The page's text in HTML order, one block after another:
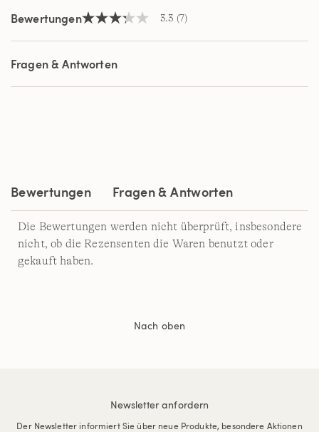
Bewertungen3.3
5
Sternen,
Durchschnittswert
Bewertung.
3.3 (7)
Fragen & Antworten
Bewertungen Fragen & Antworten
Die Bewertungen werden nicht überprüft, insbesondere
nicht, ob die Rezensenten die Waren benutzt oder
gekauft haben.
Nach oben
Newsletter anfordern
Der Newsletter informiert Sie über neue Produkte, besondere Aktionen